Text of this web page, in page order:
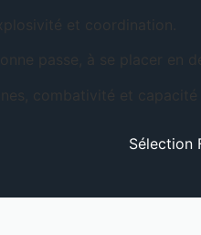
et coordination.
passe, à se placer en
combativité et capacité
Sélection